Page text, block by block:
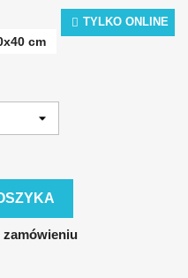
TYLKO ONLINE
cm
zamówieniu